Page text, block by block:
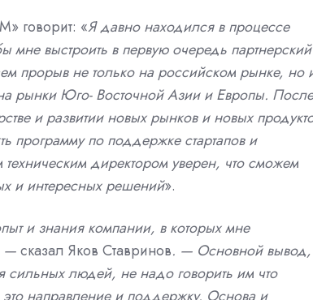
говорит: «Я давно находился в процессе
мне выстроить в первую очередь партнерский
прорыв не только на российском рынке, но
рынки Юго- Восточной Азии и Европы. После
и развитии новых рынков и новых
программу по поддержке стартапов и
директором уверен, что сможем
и интересных решений».
и знания компании, в которых мне
—сказал Яков Ставринов. — Основной вывод,
людей, не надо говорить им что